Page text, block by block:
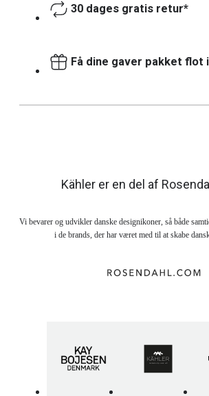
30 dages gratis retur*
Få dine gaver pakket flot
Kähler er en del af
Vi bevarer og udvikler danske designikoner, så både
i de brands, der har været med til at skabe